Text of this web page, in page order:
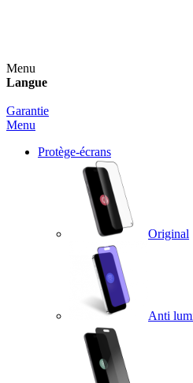
Menu
Langue
Garantie
Menu
Protège-écrans
Original
Anti